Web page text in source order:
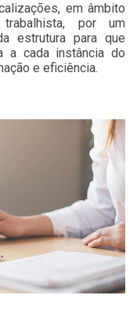
em âmbito
por um
estrutura para que
a cada instância do
e eficiência.